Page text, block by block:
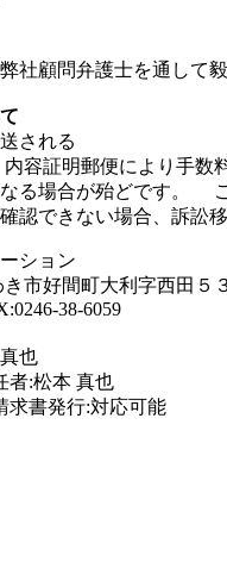
社顧問弁護士を通して
される
容証明郵便により手数
る場合が殆どです。 ご
認できない場合、訴訟移
ション
市好間町大利字西田５
38-6059
也
者:松本 真也
求書発行:対応可能